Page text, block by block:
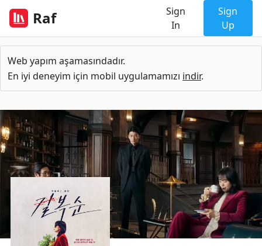
Raf
Sign
In
Sign
Up
Web yapım aşamasındadır.
En iyi deneyim için mobil uygulamamızı indir.